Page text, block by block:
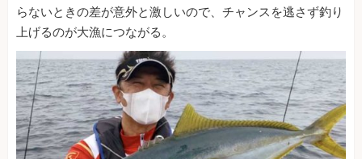
らないときの差が意外と激しいので、チャンスを逃さず釣り
上げるのが大漁につながる。